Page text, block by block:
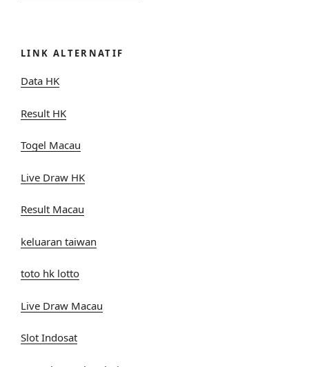
LINK ALTERNATIF
Data HK
Result HK
Togel Macau
Live Draw HK
Result Macau
keluaran taiwan
toto hk lotto
Live Draw Macau
Slot Indosat